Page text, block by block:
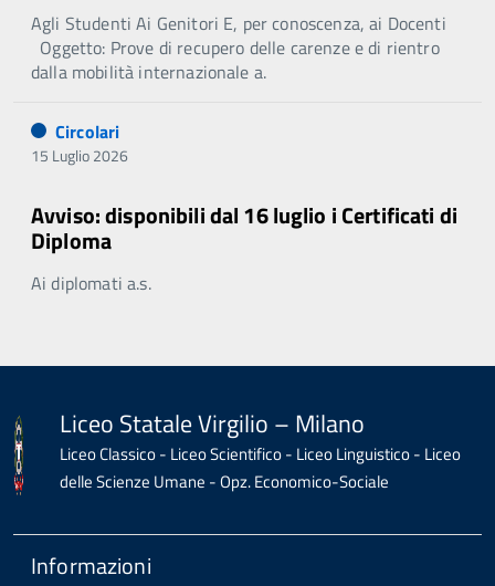
Agli Studenti Ai Genitori E, per conoscenza, ai Docenti
Oggetto: Prove di recupero delle carenze e di rientro
dalla mobilità internazionale a.
Circolari
15 Luglio 2026
Avviso: disponibili dal 16 luglio i Certificati di
Diploma
Ai diplomati a.s.
Liceo Statale Virgilio – Milano
Liceo Classico - Liceo Scientifico - Liceo Linguistico - Liceo
delle Scienze Umane - Opz. Economico-Sociale
Informazioni